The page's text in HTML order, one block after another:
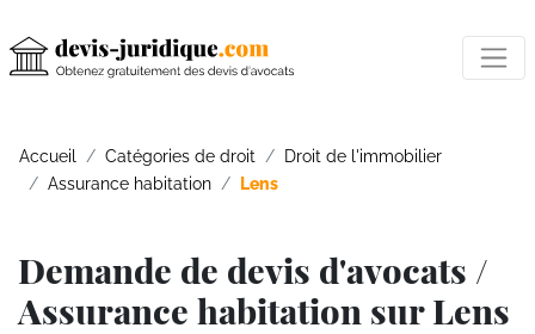
Accueil Catégories de droit
Droit de l'immobilier
Assurance habitation
Lens
Demande de devis d'avocats /
Assurance habitation sur Lens